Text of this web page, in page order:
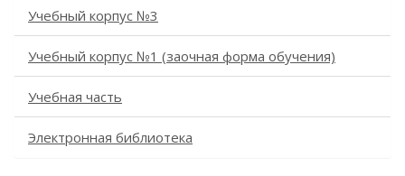
Учебный корпус №3
Учебный корпус №1 (заочная форма обучения)
Учебная часть
Электронная библиотека